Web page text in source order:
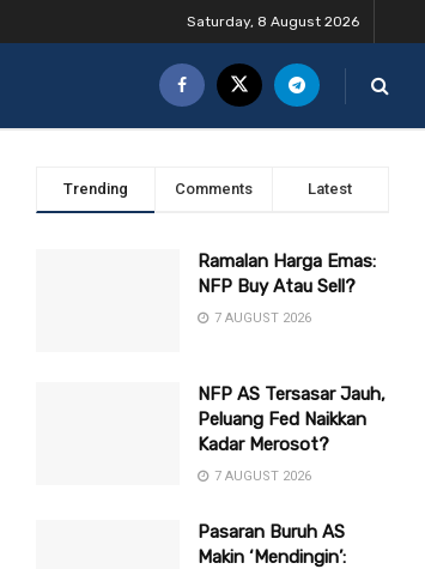
Saturday, 8 August 2026
Trending Comments Latest
Ramalan Harga Emas:
NFP Buy Atau Sell?
7 AUGUST 2026
NFP AS Tersasar Jauh,
Peluang Fed Naikkan
Kadar Merosot?
7 AUGUST 2026
Pasaran Buruh AS
Makin ‘Mendingin’: